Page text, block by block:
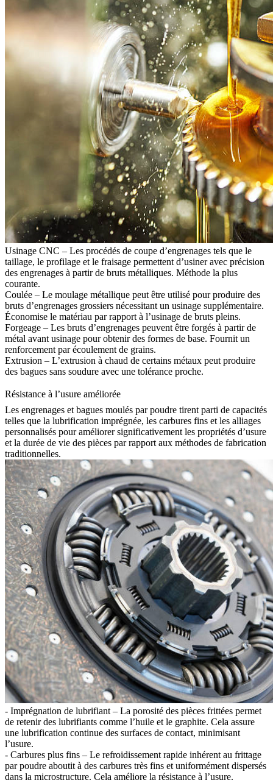
Usinage CNC – Les procédés de coupe d’engrenages tels que le
taillage, le profilage et le fraisage permettent d’usiner avec précision
des engrenages à partir de bruts métalliques. Méthode la plus
courante.
Coulée – Le moulage métallique peut être utilisé pour produire des
bruts d’engrenages grossiers nécessitant un usinage supplémentaire.
Économise le matériau par rapport à l’usinage de bruts pleins.
Forgeage – Les bruts d’engrenages peuvent être forgés à partir de
métal avant usinage pour obtenir des formes de base. Fournit un
renforcement par écoulement de grains.
Extrusion – L’extrusion à chaud de certains métaux peut produire
des bagues sans soudure avec une tolérance proche.
Résistance à l’usure améliorée
Les engrenages et bagues moulés par poudre tirent parti de capacités
telles que la lubrification imprégnée, les carbures fins et les alliages
personnalisés pour améliorer significativement les propriétés d’usure
et la durée de vie des pièces par rapport aux méthodes de fabrication
traditionnelles.
- Imprégnation de lubrifiant – La porosité des pièces frittées permet
de retenir des lubrifiants comme l’huile et le graphite. Cela assure
une lubrification continue des surfaces de contact, minimisant
l’usure.
- Carbures plus fins – Le refroidissement rapide inhérent au frittage
par poudre aboutit à des carbures très fins et uniformément dispersés
dans la microstructure. Cela améliore la résistance à l’usure.